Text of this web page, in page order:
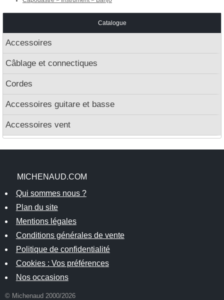
Catalogue
Accessoires
Câblage et connectiques
Cordes
Accessoires guitare et basse
Accessoires vent
MICHENAUD.COM
Qui sommes nous ?
Plan du site
Mentions légales
Conditions générales de vente
Politique de confidentialité
Cookies : Vos préférences
Nos occasions
© Michenaud 2000/2026